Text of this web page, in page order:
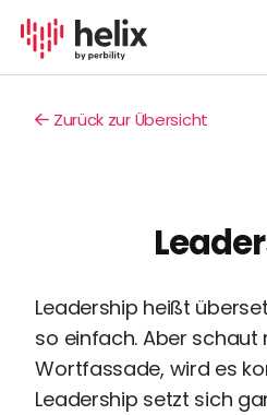
Zurück zur Übersicht
Leadership heißt
so einfach. Aber schaut
Wortfassade, wird es
Leadership setzt sich